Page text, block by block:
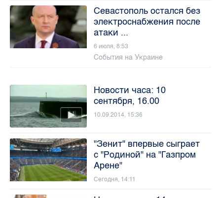
Севастополь остался без
электроснабжения после
атаки ...
6 июля, 8:53
События на Украине
Новости часа: 10
сентября, 16.00
10.09.2014, 15:36
"Зенит" впервые сыграет
с "Родиной" на "Газпром
Арене"
Сегодня, 14:11